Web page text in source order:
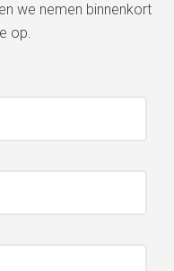
we nemen binnenkort
op.